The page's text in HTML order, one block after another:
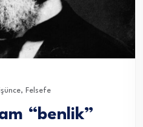
, Felsefe
“benlik”